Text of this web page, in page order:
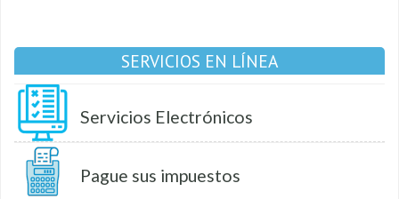
SERVICIOS EN LÍNEA
Servicios Electrónicos
Pague sus impuestos